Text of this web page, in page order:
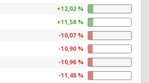
+12,02 %
+11,58 %
-10,07 %
-10,90 %
-10,96 %
-11,48 %